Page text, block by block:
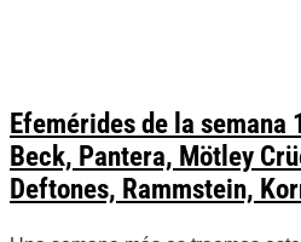
Efemérides de la
Beck, Pantera, Mötley
Deftones, Rammstein,